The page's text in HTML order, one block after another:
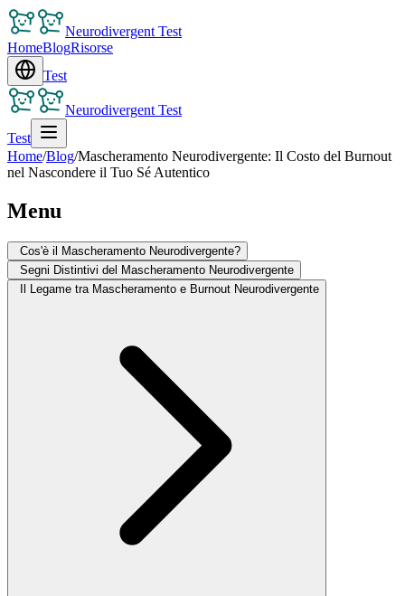
Neurodivergent Test
HomeBlogRisorse
Test
Neurodivergent Test
Test
Home/Blog/Mascheramento Neurodivergente: Il Costo del Burnout
nel Nascondere il Tuo Sé Autentico
Menu
Cos'è il Mascheramento Neurodivergente?
Segni Distintivi del Mascheramento Neurodivergente
Il Legame tra Mascheramento e Burnout Neurodivergente